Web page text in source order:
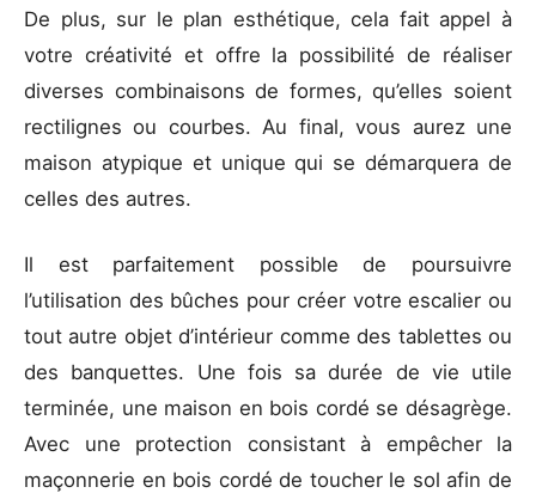
De plus, sur le plan esthétique, cela fait appel à
votre créativité et offre la possibilité de réaliser
diverses combinaisons de formes, qu’elles soient
rectilignes ou courbes. Au final, vous aurez une
maison atypique et unique qui se démarquera de
celles des autres.
Il est parfaitement possible de poursuivre
l’utilisation des bûches pour créer votre escalier ou
tout autre objet d’intérieur comme des tablettes ou
des banquettes. Une fois sa durée de vie utile
terminée, une maison en bois cordé se désagrège.
Avec une protection consistant à empêcher la
maçonnerie en bois cordé de toucher le sol afin de